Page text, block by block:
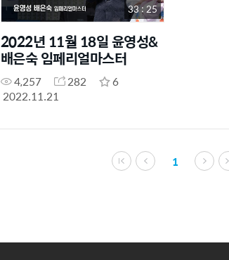
33 : 25
2022년 11월 18일 윤영성&
배은숙 임페리얼마스터
4,257 282
6
2022.11.21
1